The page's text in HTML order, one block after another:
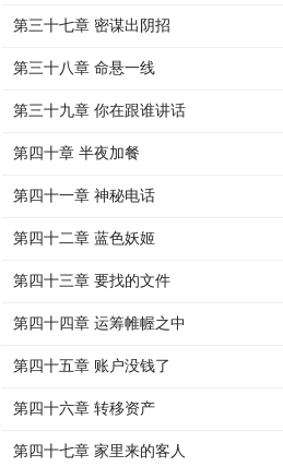
第三十七章 密谋出阴招
第三十八章 命悬一线
第三十九章 你在跟谁讲话
第四十章 半夜加餐
第四十一章 神秘电话
第四十二章 蓝色妖姬
第四十三章 要找的文件
第四十四章 运筹帷幄之中
第四十五章 账户没钱了
第四十六章 转移资产
第四十七章 家里来的客人